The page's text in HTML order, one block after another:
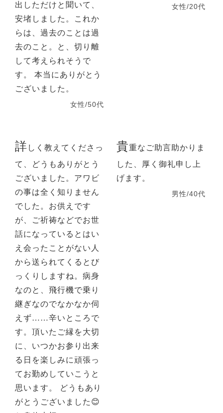
出しただけと聞いて、
安堵しました。これか
らは、過去のことは過
去のこと。と、切り離
して考えられそうで
す。 本当にありがとう
ございました。
女性/50代
女性/20代
詳 しく教えてくださっ
て、どうもありがとう
ございました。アワビ
の事は全く知りません
でした。お供えです
が、ご祈祷などでお世
話になっているとはい
え会ったことがない人
から送られてくるとび
っくりしますね。病身
なのと、飛行機で乗り
継ぎなのでなかなか伺
えず……辛いところで
す。頂いたご縁を大切
に、いつかお参り出来
る日を楽しみに頑張っ
てお勤めしていこうと
思います。 どうもあり
がとうございました😊
貴重なご助言助かりま
した、厚く御礼申し上
げます。
男性/40代